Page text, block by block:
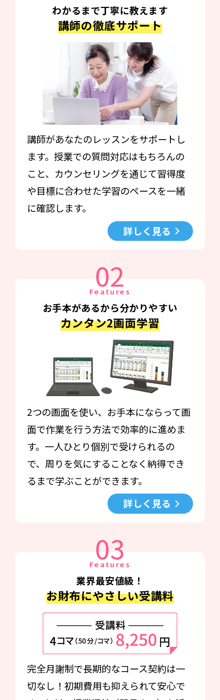
わかるまで丁寧に教えます
講師の徹底サポート
講師があなたのレッスンをサポートし
ます。授業での質問対応はもちろんの
こと、カウンセリングを通じて習得度
や目標に合わせた学習のペースを一緒
に確認します。
詳しく見る
02
Features
お手本があるから分かりやすい
カンタン2画面学習
2つの画面を使い、お手本にならって画
面で作業を行う方法で効率的に進めま
す。一人ひとり個別で受けられるの
で、周りを気にすることなく納得でき
るまで学ぶことができます。
詳しく見る
03
Features
業界最安値級！
お財布にやさしい受講料
完全月謝制で長期的なコース契約は一
切なし！初期費用も抑えられて安心で